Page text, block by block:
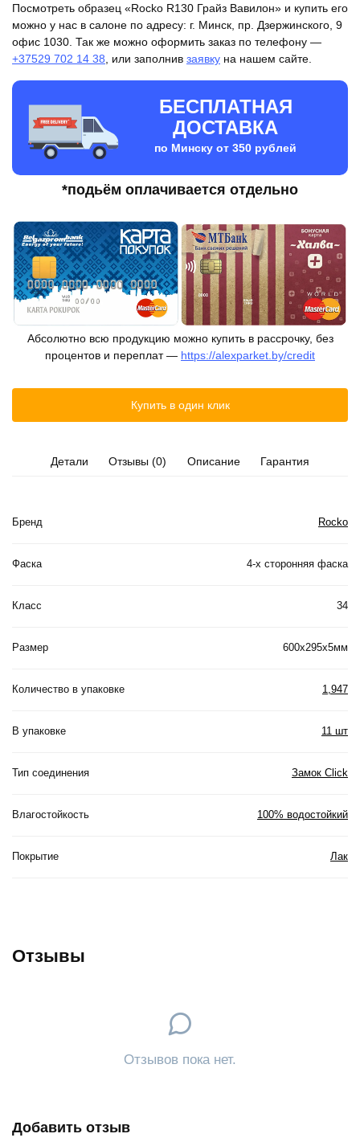
Посмотреть образец «Rocko R130 Грайз Вавилон» и купить его
можно у нас в салоне по адресу: г. Минск, пр. Дзержинского, 9
офис 1030. Так же можно оформить заказ по телефону —
+37529 702 14 38 , или заполнив заявку на нашем сайте.
БЕСПЛАТНАЯ
ДОСТАВКА
по Минску от 350 рублей
*подьём оплачивается отдельно
Абсолютно всю продукцию можно купить в рассрочку, без
процентов и переплат — https://alexparket.by/credit
Купить в один клик
Детали Отзывы (0) Описание Гарантия
Бренд Rocko
Фаска 4-х сторонняя фаска
Класс 34
Размер 600х295х5мм
Количество в упаковке 1,947
В упаковке 11 шт
Тип соединения Замок Click
Влагостойкость 100% водостойкий
Покрытие Лак
Отзывы
Отзывов пока нет.
Добавить отзыв